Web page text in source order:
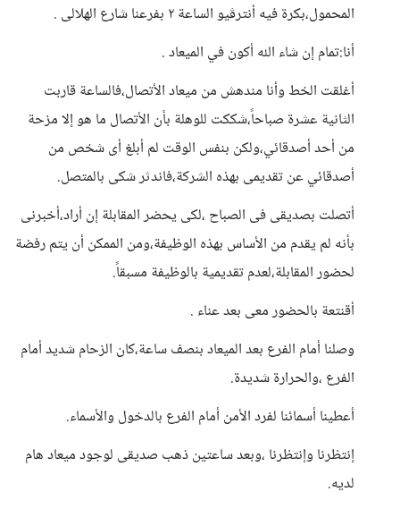
المحمول،بكرة فيه أنترڤيو الساعة ٢ بفرعنا شارع الهلالى .
أنا:تمام إن شاء الله أكون في الميعاد .
أغلقت الخط وأنا مندهش من ميعاد الأتصال،فالساعة قاربت
الثانية عشرة صباحاً،شككت للوهلة بأن الأتصال ما هو إلا مزحة
من أحد أصدقائي،ولكن بنفس الوقت لم أبلغ أى شخص من
أصدقائي عن تقديمى بهذه الشركة،فاندثر شكى بالمتصل.
أتصلت بصديقى فى الصباح ،لكى يحضر المقابلة إن أراد،أخبرنى
بأنه لم يقدم من الأساس بهذه الوظيفة،ومن الممكن أن يتم رفضة
لحضور المقابلة،لعدم تقديمية بالوظيفة مسبقاً.
أقنتعة بالحضور معى بعد عناء .
وصلنا أمام الفرع بعد الميعاد بنصف ساعة،كان الزحام شديد أمام
الفرع ،والحرارة شديدة.
أعطينا أسمائنا لفرد الأمن أمام الفرع بالدخول والأسماء.
إنتظرنا وإنتظرنا ،وبعد ساعتين ذهب صديقى لوجود ميعاد هام
لديه.